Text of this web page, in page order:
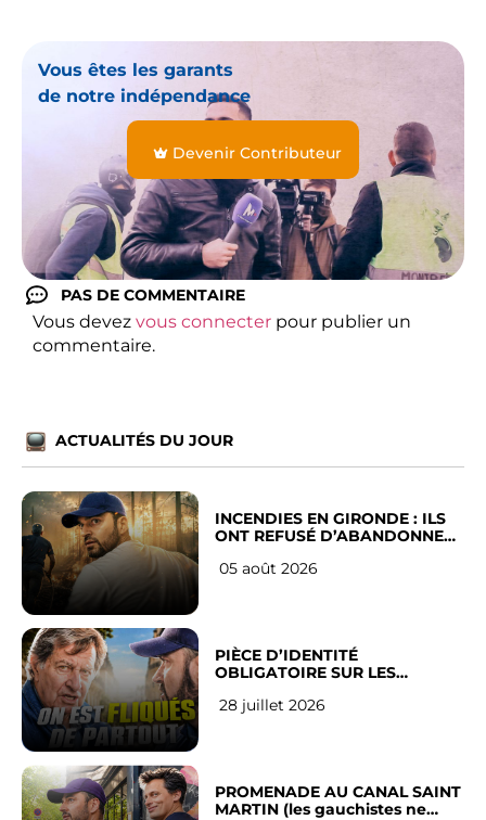
Vous êtes les garants
de notre indépendance
Devenir Contributeur
PAS DE COMMENTAIRE
Vous devez vous connecter pour publier un
commentaire.
ACTUALITÉS DU JOUR
INCENDIES EN GIRONDE : ILS
ONT REFUSÉ D’ABANDONNER
05 août 2026
PIÈCE D’IDENTITÉ
OBLIGATOIRE SUR LES
Français
28 juillet 2026
PROMENADE AU CANAL SAINT
MARTIN (les gauchistes ne